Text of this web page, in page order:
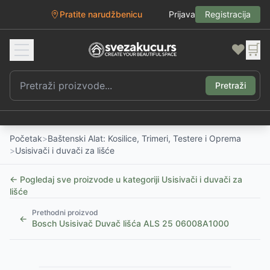
Pratite narudžbenicu Prijava Registracija
❤️ 🛒
Pretraži
Početak>Baštenski Alat: Kosilice, Trimeri, Testere i Oprema
>Usisivači i duvači za lišće
← Pogledaj sve proizvode u kategoriji Usisivači i duvači za
lišće
←
Prethodni proizvod
Bosch Usisivač Duvač lišća ALS 25 06008A1000